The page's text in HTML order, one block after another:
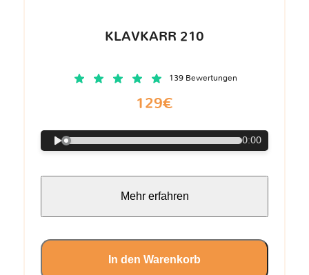
KLAVKARR 210
139 Bewertungen
129€
0:00
Mehr erfahren
In den Warenkorb